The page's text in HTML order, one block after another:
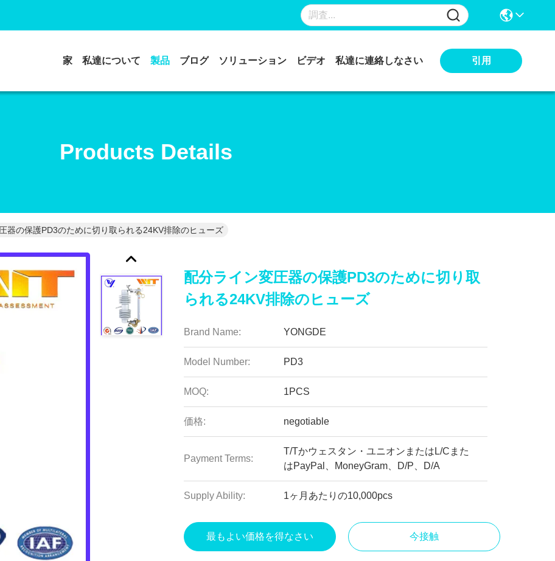
家 私達について 製品 ブログ ソリューション ビデオ 私達に連絡しなさい 引用
Products Details
器の保護PD3のために切り取られる24KV排除のヒューズ
配分ライン変圧器の保護PD3のために切り取
られる24KV排除のヒューズ
Brand Name: YONGDE
Model Number: PD3
MOQ: 1PCS
価格: negotiable
Payment Terms:
T/Tかウェスタン・ユニオンまたはL/Cまた
はPayPal、MoneyGram、D/P、D/A
Supply Ability: 1ヶ月あたりの10,000pcs
最もよい価格を得なさい 今接触